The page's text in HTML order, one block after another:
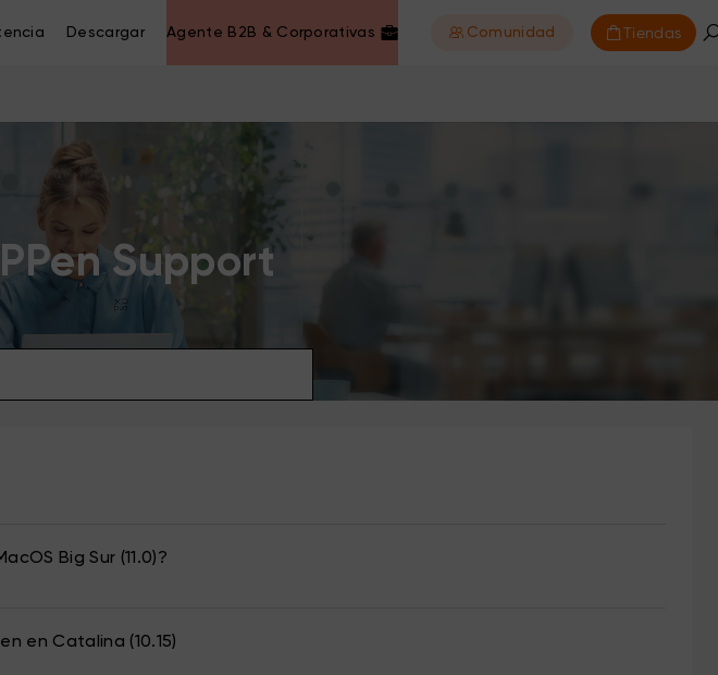
Descargar Agente B2B & Corporativas Comunidad Tiendas
Support
Big Sur (11.0)?
en Catalina (10.15)